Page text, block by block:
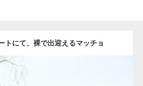
トにて、裸で出迎えるマッチョ